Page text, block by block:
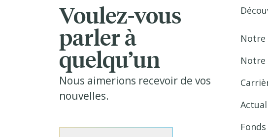
Voulez-vous
parler à
quelqu’un
Nous aimerions recevoir de vos
nouvelles.
Notre